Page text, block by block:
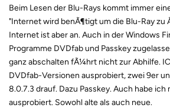
Beim Lesen der Blu-Rays kommt immer
"Internet wird benÃ¶tigt um die Blu-Ray zu
Internet ist aber an. Auch in der Windows
Programme DVDfab und Passkey
ganz abschalten fÃ¼hrt nicht zur Abhilfe.
DVDfab-Versionen ausprobiert, zwei 9er
8.0.7.3 drauf. Dazu Passkey. Auch habe ich
ausprobiert. Sowohl alte als auch neue.